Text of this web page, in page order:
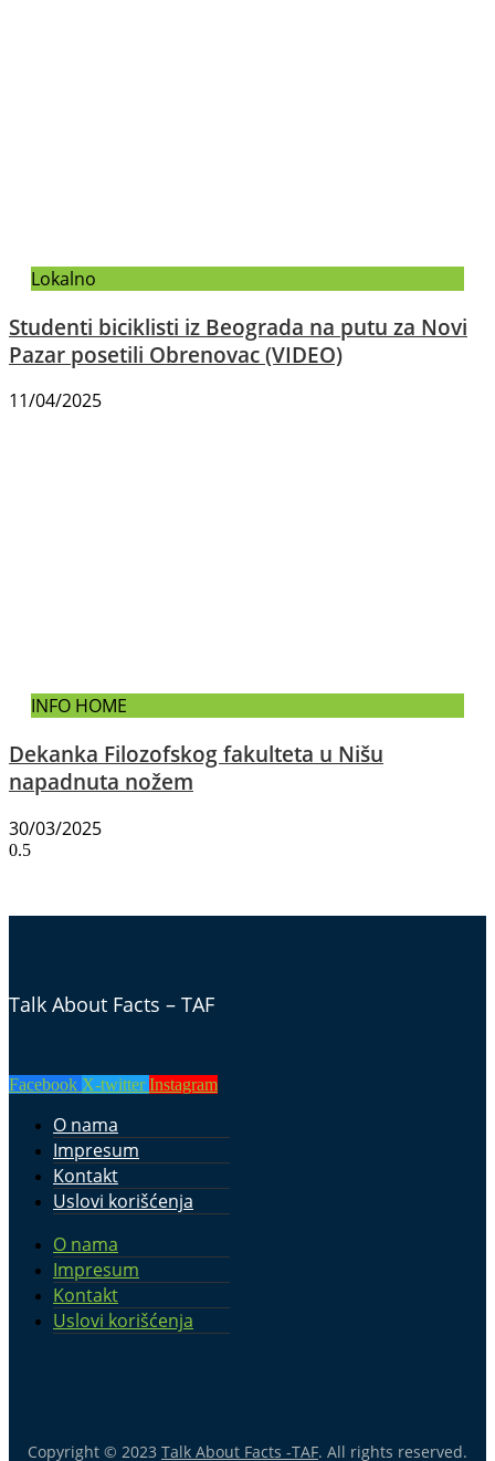
Lokalno
Studenti biciklisti iz Beograda na putu za Novi
Pazar posetili Obrenovac (VIDEO)
11/04/2025
INFO HOME
Dekanka Filozofskog fakulteta u Nišu
napadnuta nožem
30/03/2025
Talk About Facts – TAF
Facebook X-twitter Instagram
O nama
Impresum
Kontakt
Uslovi korišćenja
O nama
Impresum
Kontakt
Uslovi korišćenja
Copyright © 2023 Talk About Facts -TAF. All rights reserved.